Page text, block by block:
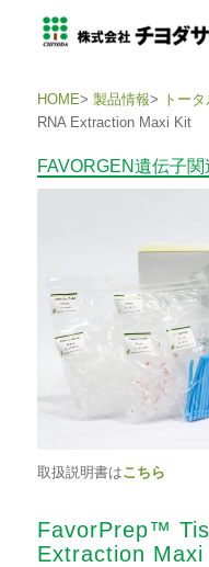
HOME> 製品情報> トー
RNA Extraction Maxi Kit
FAVORGEN遺伝子関
取扱説明書はこちら
FavorPrep™
Extraction Maxi